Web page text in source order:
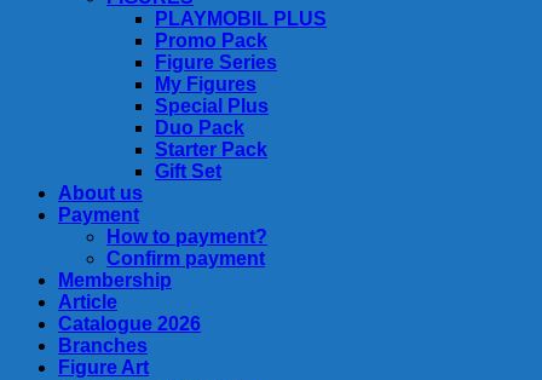
PLAYMOBIL PLUS
Promo Pack
Figure Series
My Figures
Special Plus
Duo Pack
Starter Pack
Gift Set
About us
Payment
How to payment?
Confirm payment
Membership
Article
Catalogue 2026
Branches
Figure Art